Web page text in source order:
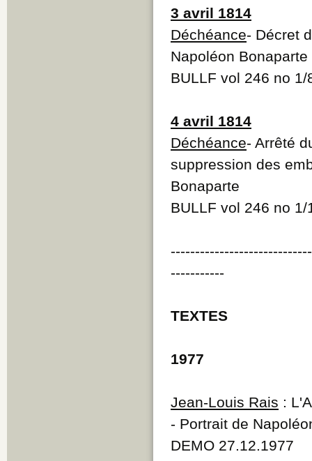
3 avril 1814
Déchéance- Décret
Napoléon Bonaparte
BULLF vol 246 no
4 avril 1814
Déchéance- Arrêté
suppression des
Bonaparte
BULLF vol 246 no 1/
-----------
TEXTES
1977
Jean-Louis Rais :
- Portrait de
DEMO 27.12.1977